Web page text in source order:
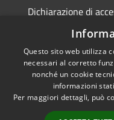
Dichiarazione di
Piano di
RSS
Accessibilità
Questo sito web utilizza
necessari al corretto
nonché un cookie
informazioni
Per maggiori dettagli, può